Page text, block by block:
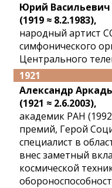
Юрий
(1919 ≈ 8.2.1983),
народный артист
симфонического
Центрального
1921
Александр
(1921 ≈ 2.6.2003),
академик РАН
премий, Герой
специалист в
внес заметный
космической